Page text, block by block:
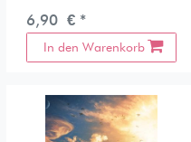
6,90 € *
In den Warenkorb